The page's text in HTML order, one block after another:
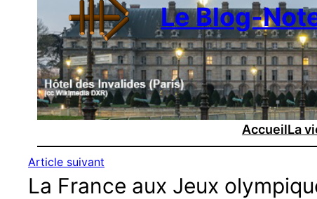
Le Blog-
AccueilLa
Article suivant
La France aux Jeux